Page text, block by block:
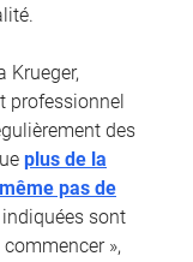
Krueger,
professionnel
des
plus de la
pas de
sont
»,